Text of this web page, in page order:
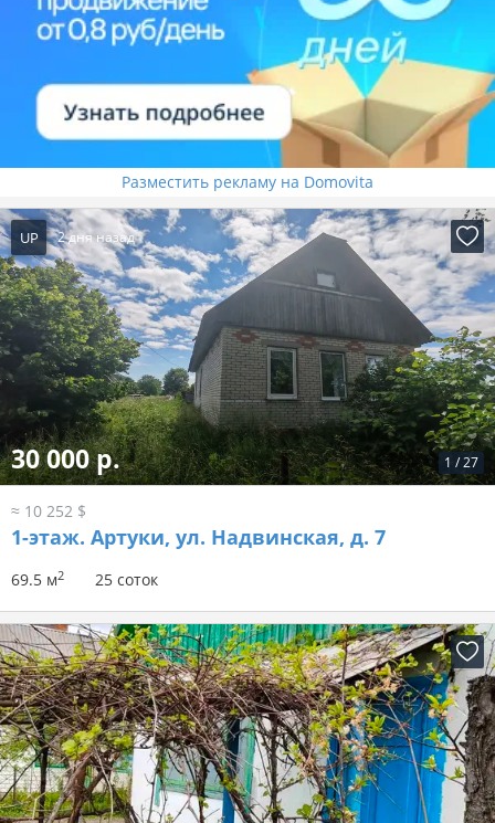
Разместить рекламу на Domovita
UP 2 дня назад
1 /27
30 000 р.
≈ 10 252 $
1-этаж. Артуки, ул. Надвинская, д. 7
69.5 м2 25 соток